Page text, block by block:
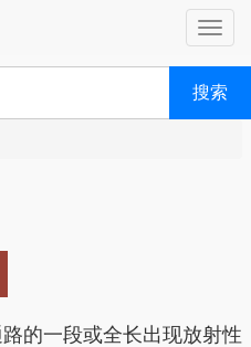
搜索
的一段或全长出现放射性